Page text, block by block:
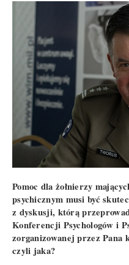
Pomoc dla żołnierzy
psychicznym musi być
z dyskusji, którą
Konferencji Psychologów i
zorganizowanej przez Pana
czyli jaka?